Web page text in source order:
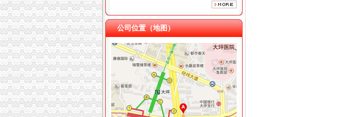
重庆福安药业集团凯斯特医药有限公司 渝新100万 （进出口权）
重庆百谷农业开发有限公司 渝中650万 （注册）
公司位置（地图）
江北机场
江北机场房价网,2018江北机场房价走势图,青岛渝北江北机场二手房
重庆2017年江北机场资料员报名-报名在线